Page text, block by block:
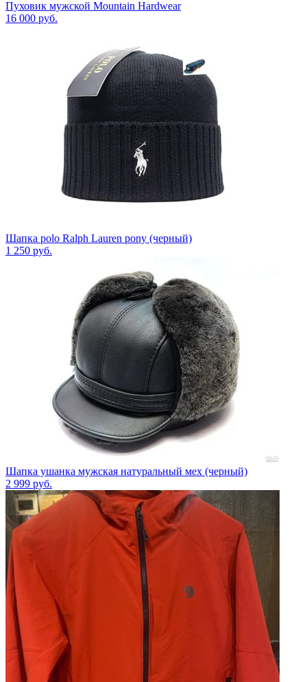
Пуховик мужской Mountain Hardwear
16 000 руб.
Шапка polo Ralph Lauren pony (черный)
1 250 руб.
Шапка ушанка мужская натуральный мех (черный)
2 999 руб.